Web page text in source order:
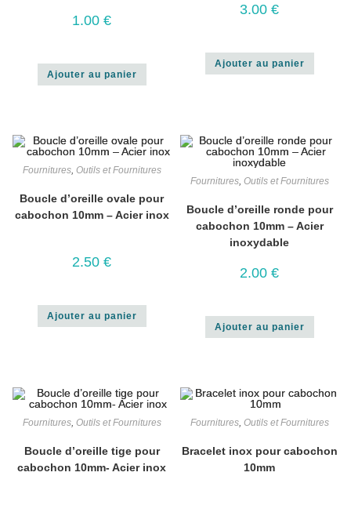
1.00 €
Ajouter au panier
3.00 €
Ajouter au panier
Fournitures, Outils et Fournitures
Boucle d’oreille ovale pour
cabochon 10mm – Acier inox
2.50 €
Ajouter au panier
Fournitures, Outils et Fournitures
Boucle d’oreille ronde pour
cabochon 10mm – Acier
inoxydable
2.00 €
Ajouter au panier
Fournitures, Outils et Fournitures
Boucle d’oreille tige pour
cabochon 10mm- Acier inox
Fournitures, Outils et Fournitures
Bracelet inox pour cabochon
10mm